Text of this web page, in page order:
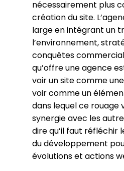
nécessairement plus
création du site.
large en intégrant un
l’environnement,
conquêtes
qu’offre une agence
voir un site comme
voir comme un
dans lequel ce rouage
synergie avec les
dire qu’il faut réfléchir
du développement
évolutions et actions